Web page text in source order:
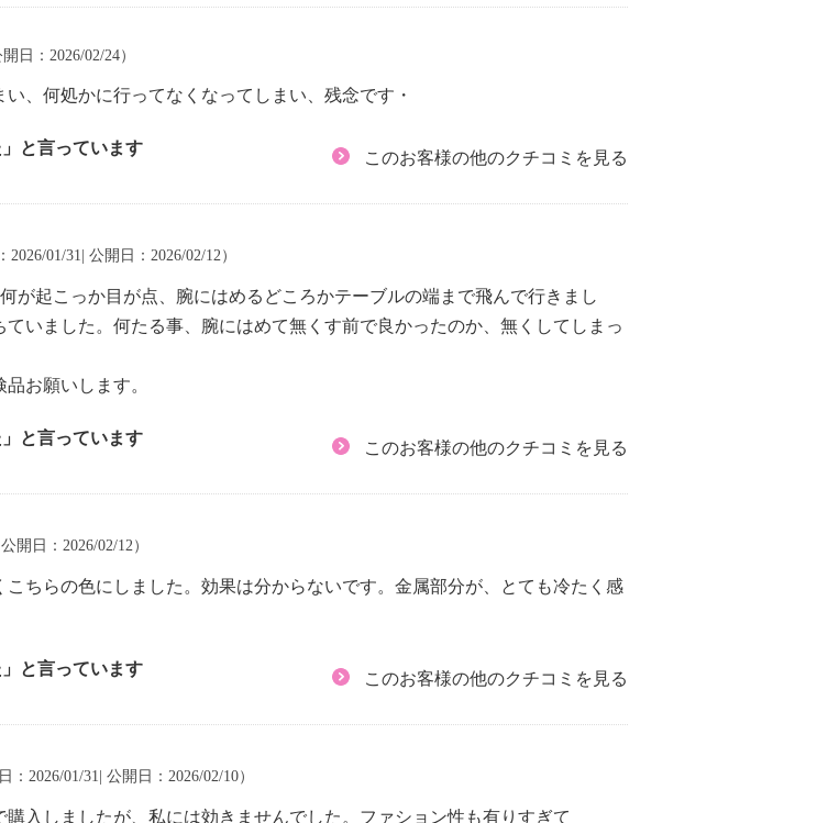
日：2026/02/24）
、何処かに行ってなくなってしまい、残念です・
と言っています
このお客様の他のクチコミを見る
2026/01/31| 公開日：2026/02/12）
が起こっか目が点、腕にはめるどころかテーブルの端まで飛んで行きまし
いました。何たる事、腕にはめて無くす前で良かったのか、無くしてしまっ
お願いします。
と言っています
このお客様の他のクチコミを見る
開日：2026/02/12）
ちらの色にしました。効果は分からないです。金属部分が、とても冷たく感
と言っています
このお客様の他のクチコミを見る
：2026/01/31| 公開日：2026/02/10）
入しましたが、私には効きませんでした。ファション性も有りすぎて